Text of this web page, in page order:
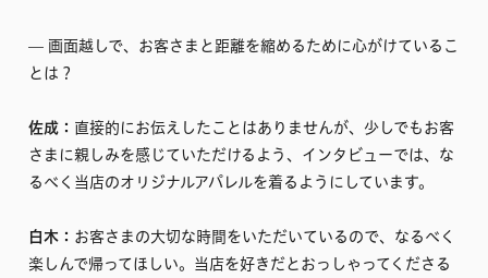
–– 画面越しで、お客さまと距離を縮めるために心がけているこ
とは？
佐成： 直接的にお伝えしたことはありませんが、少しでもお客
さまに親しみを感じていただけるよう、インタビューでは、な
るべく当店のオリジナルアパレルを着るようにしています。
白木： お客さまの大切な時間をいただいているので、なるべく
楽しんで帰ってほしい。当店を好きだとおっしゃってくださる